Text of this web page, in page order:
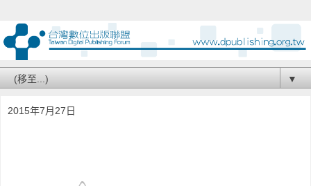
▼
2015年7月27日